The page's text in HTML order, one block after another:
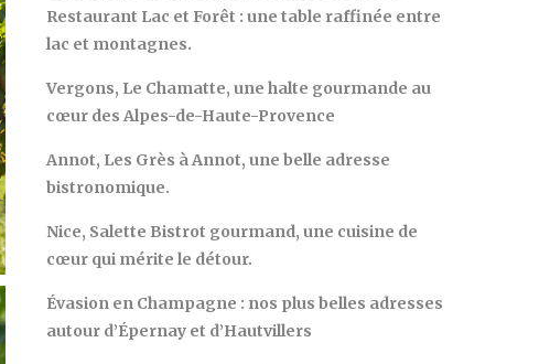
Restaurant Lac et Forêt : une table raffinée entre
lac et montagnes.
Vergons, Le Chamatte, une halte gourmande au
cœur des Alpes-de-Haute-Provence
Annot, Les Grès à Annot, une belle adresse
bistronomique.
Nice, Salette Bistrot gourmand, une cuisine de
cœur qui mérite le détour.
Évasion en Champagne : nos plus belles adresses
autour d’Épernay et d’Hautvillers